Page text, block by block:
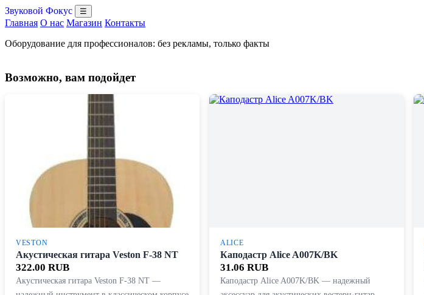
Звуковой Фокус ☰
Главная О нас Магазин Контакты
Оборудование для профессионалов: без рекламы, только факты
Возможно, вам подойдет
VESTON
Акустическая гитара Veston F-38 NT
322.00 RUB
Акустическая гитара Veston F-38 NT —
ALICE
Каподастр Alice A007K/BK
31.06 RUB
Каподастр Alice A007K/BK — надежный